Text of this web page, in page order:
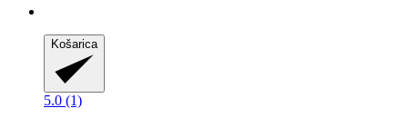
Košarica
5.0 (1)